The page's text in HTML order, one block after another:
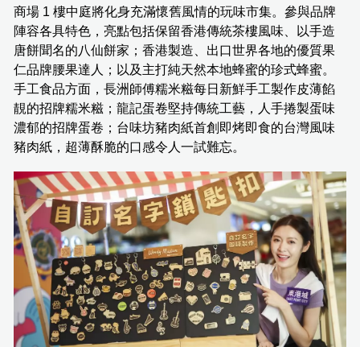
商場 1 樓中庭將化身充滿懷舊風情的玩味市集。參與品牌
陣容各具特色，亮點包括保留香港傳統茶樓風味、以手造
唐餅聞名的八仙餅家；香港製造、出口世界各地的優質果
仁品牌腰果達人；以及主打純天然本地蜂蜜的珍式蜂蜜。
手工食品方面，長洲師傅糯米糍每日新鮮手工製作皮薄餡
靚的招牌糯米糍；龍記蛋卷堅持傳統工藝，人手捲製蛋味
濃郁的招牌蛋卷；台味坊豬肉紙首創即烤即食的台灣風味
豬肉紙，超薄酥脆的口感令人一試難忘。